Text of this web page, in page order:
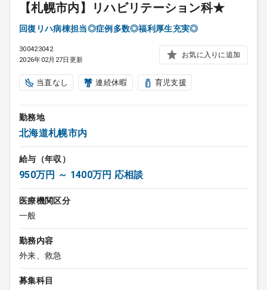
【札幌市内】リハビリテーション科★
回復リハ病棟担当◎症例多数◎福利厚生充実◎
300423042
2026年02月27日更新
お気に入りに追加
当直なし 連続休暇 育児支援
勤務地
北海道札幌市内
給与（年収）
950万円 ～ 1400万円 応相談
医療機関区分
一般
勤務内容
外来、救急
募集科目